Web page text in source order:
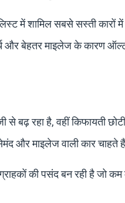
में शामिल सबसे सस्ती
बेहतर माइलेज के कारण ऑल्टो
से बढ़ रहा है, वहीं किफायती
और माइलेज वाली कार चाहते
की पसंद बन रही है जो